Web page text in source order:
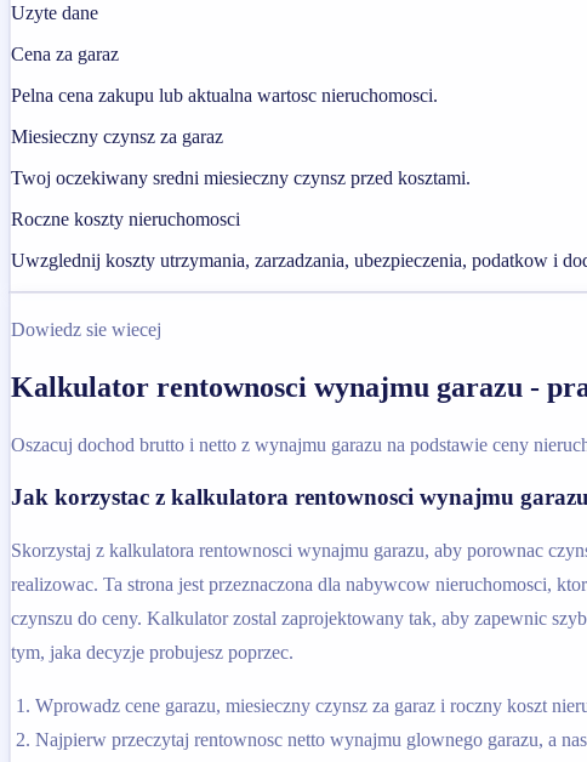
Uzyte dane
Cena za garaz
Pelna cena zakupu lub aktualna wartosc nieruchomosci.
Miesieczny czynsz za garaz
Twoj oczekiwany sredni miesieczny czynsz przed kosztami.
Roczne koszty nieruchomosci
Uwzglednij koszty utrzymania, zarzadzania, ubezpieczenia, podatkow i
Dowiedz sie wiecej
Kalkulator rentownosci wynajmu garazu -
Oszacuj dochod brutto i netto z wynajmu garazu na podstawie ceny
Jak korzystac z kalkulatora rentownosci wynajmu garazu
Skorzystaj z kalkulatora rentownosci wynajmu garazu, aby porownac
realizowac. Ta strona jest przeznaczona dla nabywcow nieruchomosci,
czynszu do ceny. Kalkulator zostal zaprojektowany tak, aby zapewnic
tym, jaka decyzje probujesz poprzec.
Wprowadz cene garazu, miesieczny czynsz za garaz i roczny koszt
Najpierw przeczytaj rentownosc netto wynajmu glownego garazu, a